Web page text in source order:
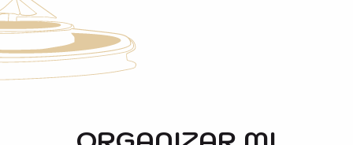
Ouverture de l'église d'Azet